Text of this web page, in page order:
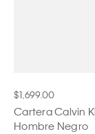
$1,699.00
Cartera Calvin
Hombre Negro